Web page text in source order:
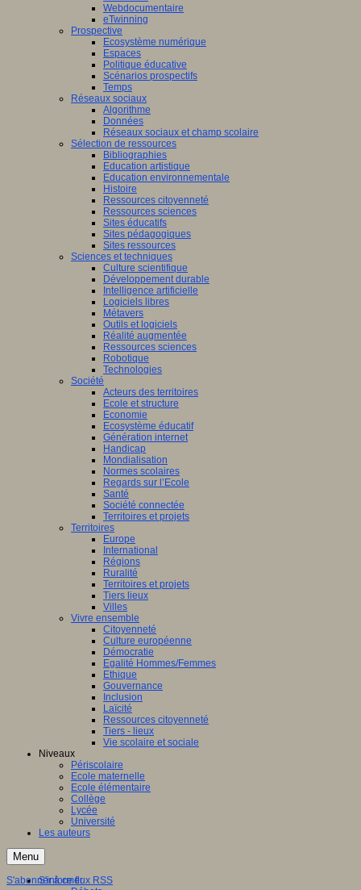
Webdocumentaire
eTwinning
Prospective
Ecosystème numérique
Espaces
Politique éducative
Scénarios prospectifs
Temps
Réseaux sociaux
Algorithme
Données
Réseaux sociaux et champ scolaire
Sélection de ressources
Bibliographies
Education artistique
Education environnementale
Histoire
Ressources citoyenneté
Ressources sciences
Sites éducatifs
Sites pédagogiques
Sites ressources
Sciences et techniques
Culture scientifique
Développement durable
Intelligence artificielle
Logiciels libres
Métavers
Outils et logiciels
Réalité augmentée
Ressources sciences
Robotique
Technologies
Société
Acteurs des territoires
Ecole et structure
Economie
Ecosystème éducatif
Génération internet
Handicap
Mondialisation
Normes scolaires
Regards sur l’Ecole
Santé
Société connectée
Territoires et projets
Territoires
Europe
International
Régions
Ruralité
Territoires et projets
Tiers lieux
Villes
Vivre ensemble
Citoyenneté
Culture européenne
Démocratie
Egalité Hommes/Femmes
Ethique
Gouvernance
Inclusion
Laïcité
Ressources citoyenneté
Tiers - lieux
Vie scolaire et sociale
Niveaux
Périscolaire
Ecole maternelle
Ecole élémentaire
Collège
Lycée
Université
Les auteurs
Menu
S'informer
S'abonner à ce flux RSS